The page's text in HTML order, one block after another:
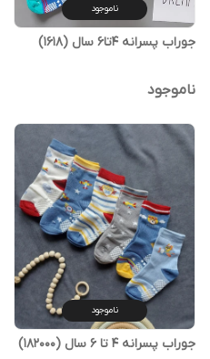
ناموجود
جوراب پسرانه ۴تا۶ سال (1618)
ناموجود
ناموجود
جوراب پسرانه ۴ تا ۶ سال (182000)